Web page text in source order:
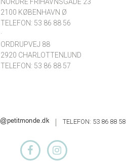
2100 KØBENHAVN Ø
TELEFON: 53 86 88 56
·
ORDRUPVEJ 88
2920 CHARLOTTENLUND
TELEFON: 53 86 88 57
TELEFON: 53 86 88 58